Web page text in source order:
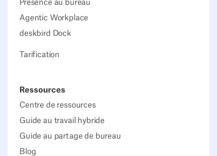
Présence au bureau
Agentic Workplace
deskbird Dock
Tarification
Ressources
Centre de ressources
Guide au travail hybride
Guide au partage de bureau
Blog